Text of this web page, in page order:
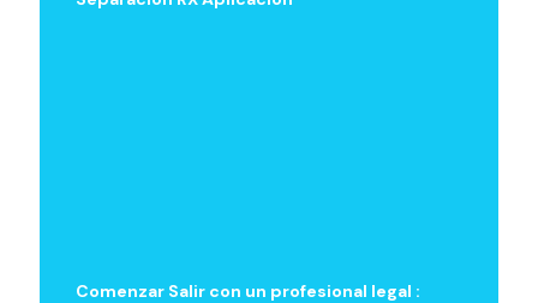
Comenzar Salir con un profesional legal :